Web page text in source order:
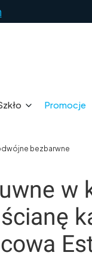
Promocje
bezbarwne
w